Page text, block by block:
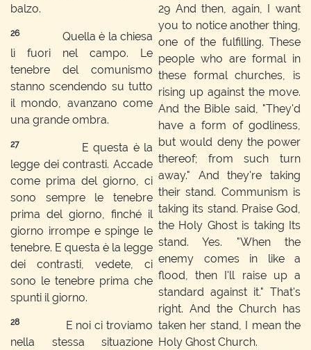
balzo.
26Quella è la chiesa
lì fuori nel campo. Le
tenebre del comunismo
stanno scendendo su tutto
il mondo, avanzano come
una grande ombra.
27
E questa è la
legge dei contrasti. Accade
come prima del giorno, ci
sono sempre le tenebre
prima del giorno, finché il
giorno irrompe e spinge le
tenebre. E questa è la legge
dei contrasti, vedete, ci
sono le tenebre prima che
spunti il giorno.
28
E noi ci troviamo
nella stessa situazione
29 And then, again, I want
you to notice another thing,
one of the fulfilling. These
people who are formal in
these formal churches, is
rising up against the move.
And the Bible said, "They'd
have a form of godliness,
but would deny the power
thereof; from such turn
away." And they're taking
their stand. Communism is
taking its stand. Praise God,
the Holy Ghost is taking Its
stand. Yes. "When the
enemy comes in like a
flood, then I'll raise up a
standard against it." That's
right. And the Church has
taken her stand, I mean the
Holy Ghost Church.